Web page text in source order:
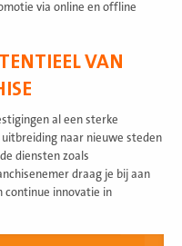
via online en offline
VAN
al een sterke
naar nieuwe steden
diensten zoals
draag je bij aan
continue innovatie in